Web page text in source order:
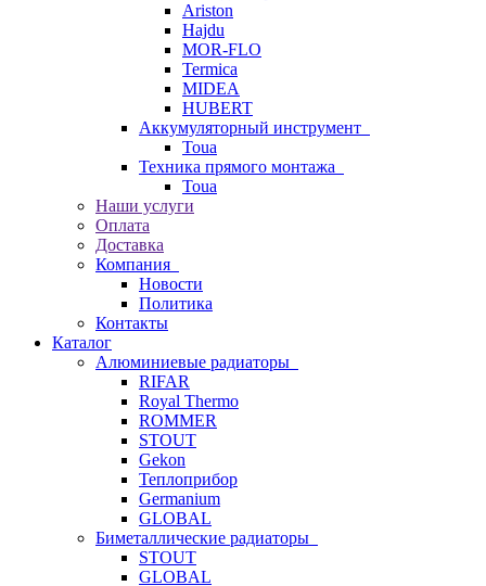
Ariston
Hajdu
MOR-FLO
Termica
MIDEA
HUBERT
Аккумуляторный инструмент
Toua
Техника прямого монтажа
Toua
Наши услуги
Оплата
Доставка
Компания
Новости
Политика
Контакты
Каталог
Алюминиевые радиаторы
RIFAR
Royal Thermo
ROMMER
STOUT
Gekon
Теплоприбор
Germanium
GLOBAL
Биметаллические радиаторы
STOUT
GLOBAL